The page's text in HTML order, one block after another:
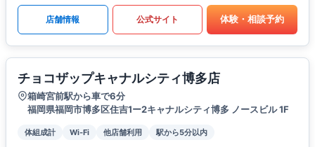
店舗情報 公式サイト 体験・相談予約
チョコザップキャナルシティ博多店
箱崎宮前駅から車で6分
福岡県福岡市博多区住吉1ー2キャナルシティ博多 ノースビル 1F
体組成計 Wi-Fi 他店舗利用 駅から5分以内